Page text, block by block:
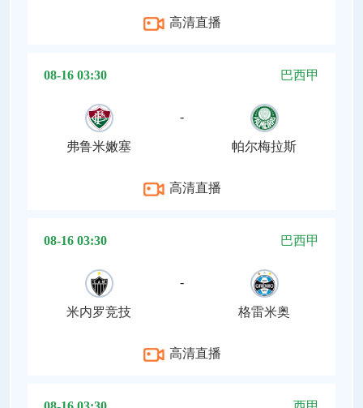
高清直播
08-16 03:30 巴西甲
弗鲁米嫩塞
-
帕尔梅拉斯
高清直播
08-16 03:30 巴西甲
米内罗竞技
-
格雷米奥
高清直播